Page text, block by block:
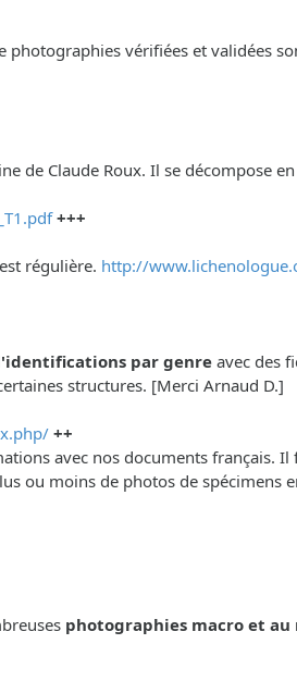
photographies vérifiées et validées
de Claude Roux. Il se décompose
+++
régulière. http://
par genre avec des
structures. [Merci Arnaud D.]
++
avec nos documents français.
ou moins de photos de spécimens
photographies macro et au